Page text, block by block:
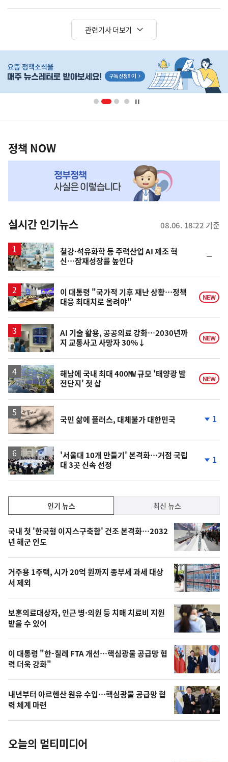
관련기사 더보기
단
영
책
NOW,
뉴
스
정책 NOW
실시간 인기뉴스 08.06. 18:22 기준
철강·석유화학 등 주력산업 AI 제조 혁
신…잠재성장률 높인다
일
이 대통령 "국가적 기후 재난 상황…정책
대응 최대치로 올려야"
NEW
AI 기술 활용, 공공의료 강화…2030년까
지 교통사고 사망자 30%↓
NEW
해남에 국내 최대 400㎿ 규모 '태양광 발
전단지' 첫 삽
NEW
영
상
국민 삶에 플러스, 대체불가 대한민국
하
1
'서울대 10개 만들기' 본격화…거점 국립
대 3곳 신속 선정
하
락
1
기,
최
신,
오
늘
의
영
상
오
늘
의
사
진
인기 뉴스 최신 뉴스
인
기
뉴
스
국내 첫 '한국형 이지스구축함' 건조 본격화…2032
년 해군 인도
거주용 1주택, 시가 20억 원까지 종부세 과세 대상
서 제외
보훈의료대상자, 인근 병·의원 등 치매 치료비 지원
받을 수 있어
이 대통령 "한-칠레 FTA 개선…핵심광물 공급망 협
력 더욱 강화"
내년부터 아르헨산 원유 수입…핵심광물 공급망 협
력 체계 마련
오늘의 멀티미디어